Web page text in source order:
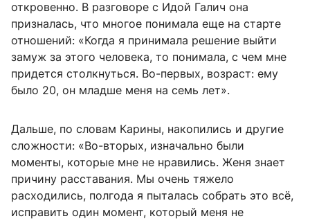
откровенно. В разговоре с Идой Галич она
призналась, что многое понимала еще на старте
отношений: «Когда я принимала решение выйти
замуж за этого человека, то понимала, с чем мне
придется столкнуться. Во-первых, возраст: ему
было 20, он младше меня на семь лет».
Дальше, по словам Карины, накопились и другие
сложности: «Во-вторых, изначально были
моменты, которые мне не нравились. Женя знает
причину расставания. Мы очень тяжело
расходились, полгода я пыталась собрать это всё,
исправить один момент, который меня не